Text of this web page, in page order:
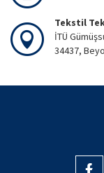
Tekstil
İTÜ
34437,